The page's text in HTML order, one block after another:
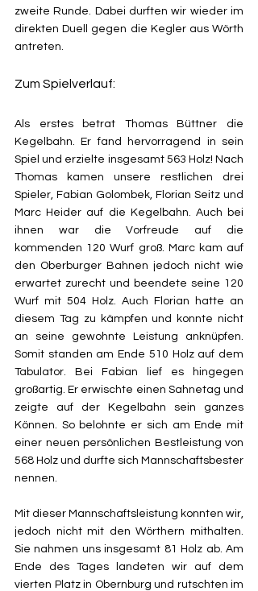
zweite Runde. Dabei durften wir wieder im
direkten Duell gegen die Kegler aus Wörth
antreten.
Zum Spielverlauf:
Als erstes betrat Thomas Büttner die
Kegelbahn. Er fand hervorragend in sein
Spiel und erzielte insgesamt 563 Holz! Nach
Thomas kamen unsere restlichen drei
Spieler, Fabian Golombek, Florian Seitz und
Marc Heider auf die Kegelbahn. Auch bei
ihnen war die Vorfreude auf die
kommenden 120 Wurf groß. Marc kam auf
den Oberburger Bahnen jedoch nicht wie
erwartet zurecht und beendete seine 120
Wurf mit 504 Holz. Auch Florian hatte an
diesem Tag zu kämpfen und konnte nicht
an seine gewohnte Leistung anknüpfen.
Somit standen am Ende 510 Holz auf dem
Tabulator. Bei Fabian lief es hingegen
großartig. Er erwischte einen Sahnetag und
zeigte auf der Kegelbahn sein ganzes
Können. So belohnte er sich am Ende mit
einer neuen persönlichen Bestleistung von
568 Holz und durfte sich Mannschaftsbester
nennen.
Mit dieser Mannschaftsleistung konnten wir,
jedoch nicht mit den Wörthern mithalten.
Sie nahmen uns insgesamt 81 Holz ab. Am
Ende des Tages landeten wir auf dem
vierten Platz in Obernburg und rutschten im